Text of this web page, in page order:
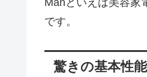
です。
驚きの基本性